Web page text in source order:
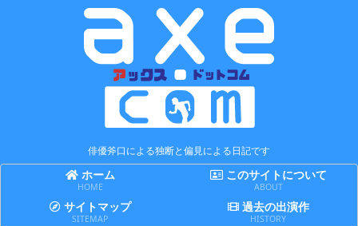
俳優斧口による独断と偏見による日記です
ホーム
HOME
このサイトについて
ABOUT
サイトマップ
SITEMAP
過去の出演作
HISTORY